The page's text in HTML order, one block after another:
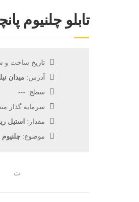
تابلو چلنیوم
تاریخ ساخت و
آدرس: میدان
سطح: ---
سرمایه گذار
مقدار:
استیل
موضوع: چلنیوم
ت